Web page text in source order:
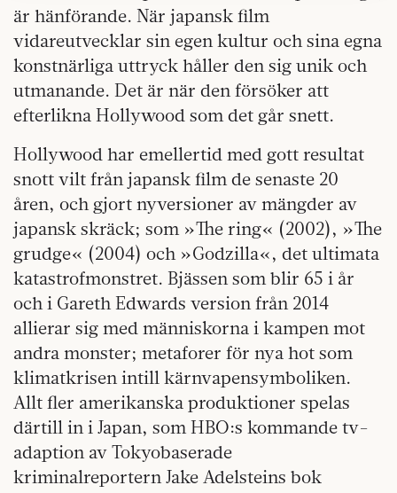
.
är hänförande. När japansk film
vidareutvecklar sin egen kultur och sina egna
konstnärliga uttryck håller den sig unik och
utmanande. Det är när den försöker att
efterlikna Hollywood som det går snett.
Hollywood har emellertid med gott resultat
snott vilt från japansk film de senaste 20
åren, och gjort nyversioner av mängder av
japansk skräck; som »The ring« (2002), »The
grudge« (2004) och »Godzilla«, det ultimata
katastrofmonstret. Bjässen som blir 65 i år
och i Gareth Edwards version från 2014
allierar sig med människorna i kampen mot
andra monster; metaforer för nya hot som
klimatkrisen intill kärnvapensymboliken.
Allt fler amerikanska produktioner spelas
därtill in i Japan, som HBO:s kommande tv-
adaption av Tokyobaserade
kriminalreportern Jake Adelsteins bok